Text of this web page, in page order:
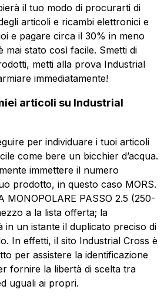
maggiori
richiedere un preventivo
maggiori
richiedere un preventivo
il tuo modo di procurarti di
articoli e ricambi elettronici e
e pagare circa il 30% in meno
mai stato così facile. Smetti di
metti alla prova Industrial
immediatamente!
articoli su Industrial
per individuare i tuoi articoli
come bere un bicchier d’acqua.
immettere il numero
prodotto, in questo caso MORS.
MONOPOLARE PASSO 2.5 (250-
a la lista offerta; la
in un istante il duplicato preciso di
In effetti, il sito Industrial Cross è
per assistere la identificazione
fornire la libertà di scelta tra
uguali ai propri.